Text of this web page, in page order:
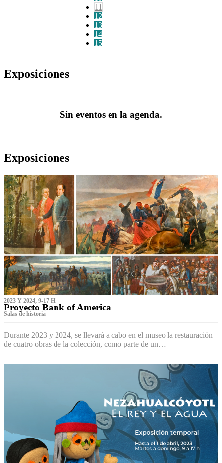
11
12
13
14
15
Exposiciones
Sin eventos en la agenda.
Exposiciones
2023 Y 2024, 9-17 H.
Proyecto Bank of America
S‌alas de historia
Durante 2023 y 2024, se llevará a cabo en el museo la restauración
de cuatro obras de la colección, como parte de un…